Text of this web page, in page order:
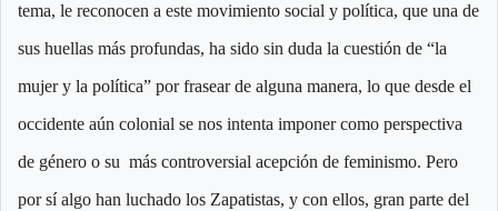
tema, le reconocen a este movimiento social y política, que una de
sus huellas más profundas, ha sido sin duda la cuestión de “la
mujer y la política” por frasear de alguna manera, lo que desde el
occidente aún colonial se nos intenta imponer como perspectiva
de género o su más controversial acepción de feminismo. Pero
por sí algo han luchado los Zapatistas, y con ellos, gran parte del